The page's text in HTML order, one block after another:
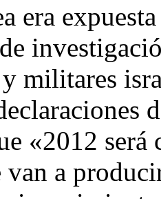
era
militares
«2012 será
van a